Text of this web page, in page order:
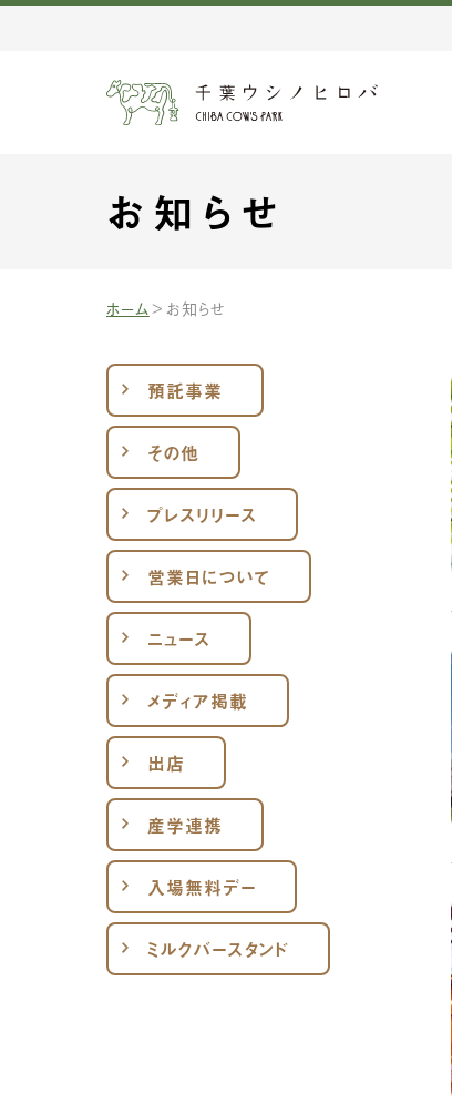
お知らせ
ホーム お知らせ
預託事業
その他
プレスリリース
営業日について
ニュース
メディア掲載
出店
産学連携
入場無料デー
ミルクバースタンド